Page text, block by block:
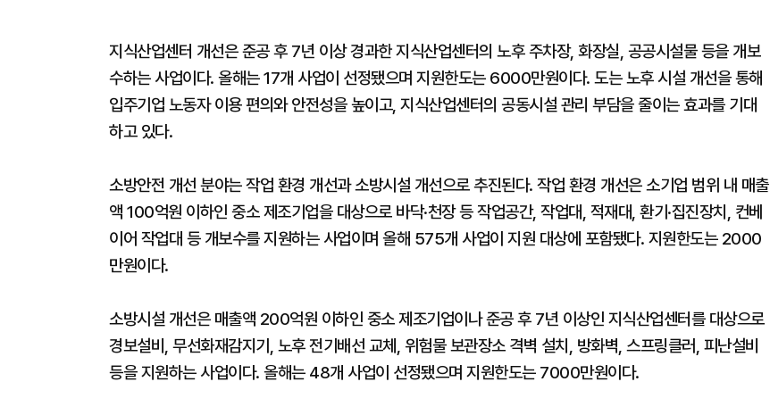
지식산업센터 개선은 준공 후 7년 이상 경과한 지식산업센터의 노후 주차장, 화장실, 공공시설물 등을 개보
수하는 사업이다. 올해는 17개 사업이 선정됐으며 지원한도는 6000만원이다. 도는 노후 시설 개선을 통해
입주기업 노동자 이용 편의와 안전성을 높이고, 지식산업센터의 공동시설 관리 부담을 줄이는 효과를 기대
하고 있다.
소방안전 개선 분야는 작업 환경 개선과 소방시설 개선으로 추진된다. 작업 환경 개선은 소기업 범위 내 매출
액 100억원 이하인 중소 제조기업을 대상으로 바닥·천장 등 작업공간, 작업대, 적재대, 환기·집진장치, 컨베
이어 작업대 등 개보수를 지원하는 사업이며 올해 575개 사업이 지원 대상에 포함됐다. 지원한도는 2000
만원이다.
소방시설 개선은 매출액 200억원 이하인 중소 제조기업이나 준공 후 7년 이상인 지식산업센터를 대상으로
경보설비, 무선화재감지기, 노후 전기배선 교체, 위험물 보관장소 격벽 설치, 방화벽, 스프링클러, 피난설비
등을 지원하는 사업이다. 올해는 48개 사업이 선정됐으며 지원한도는 7000만원이다.